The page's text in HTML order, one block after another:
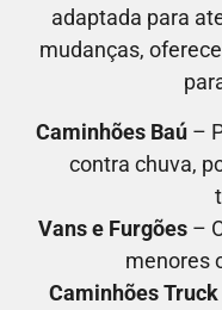
adaptada para
mudanças,
Caminhões Baú –
contra chuva,
Vans e Furgões –
menores
Caminhões Truck